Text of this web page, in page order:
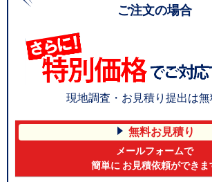
ご注文の場合
現地調査・お見積り提出は
無料お見積り
メールフォームで
簡単に お見積依頼ができま